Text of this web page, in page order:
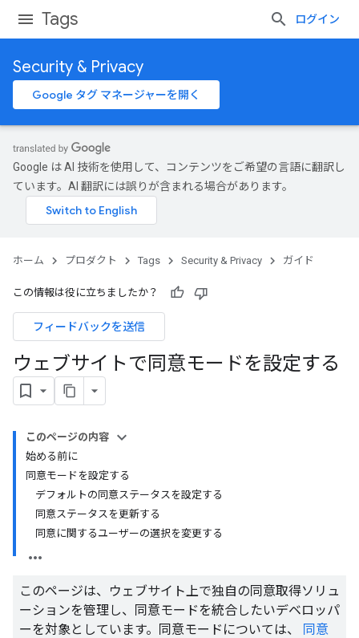
Tags ログイン
Security & Privacy
Google タグ マネージャーを開く
Google は AI 技術を使用して、コンテンツをご希望の言語に翻訳し
ています。AI 翻訳には誤りが含まれる場合があります。
ホーム プロダクト Tags Security & Privacy ガイド
この情報は役に立ちましたか？
フィードバックを送信
ウェブサイトで同意モードを設定する
このページの内容
始める前に
同意モードを設定する
デフォルトの同意ステータスを設定する
同意ステータスを更新する
同意に関するユーザーの選択を変更する
このページは、ウェブサイト上で独自の同意取得ソリュ
ーションを管理し、同意モードを統合したいデベロッパ
ーを対象としています。同意モードについては、
同意